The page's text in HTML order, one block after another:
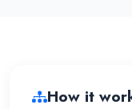
How it